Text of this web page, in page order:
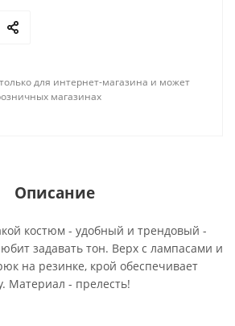
для интернет-магазина и может
магазинах
Описание
костюм - удобный и трендовый -
задавать тон. Верх с лампасами и
на резинке, крой обеспечивает
Материал - прелесть!